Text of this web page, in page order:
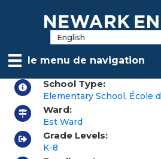
contentle menu de navigation
School Type:
Elementary School, École
Ward:
Est Ward
Grade Levels:
K-8